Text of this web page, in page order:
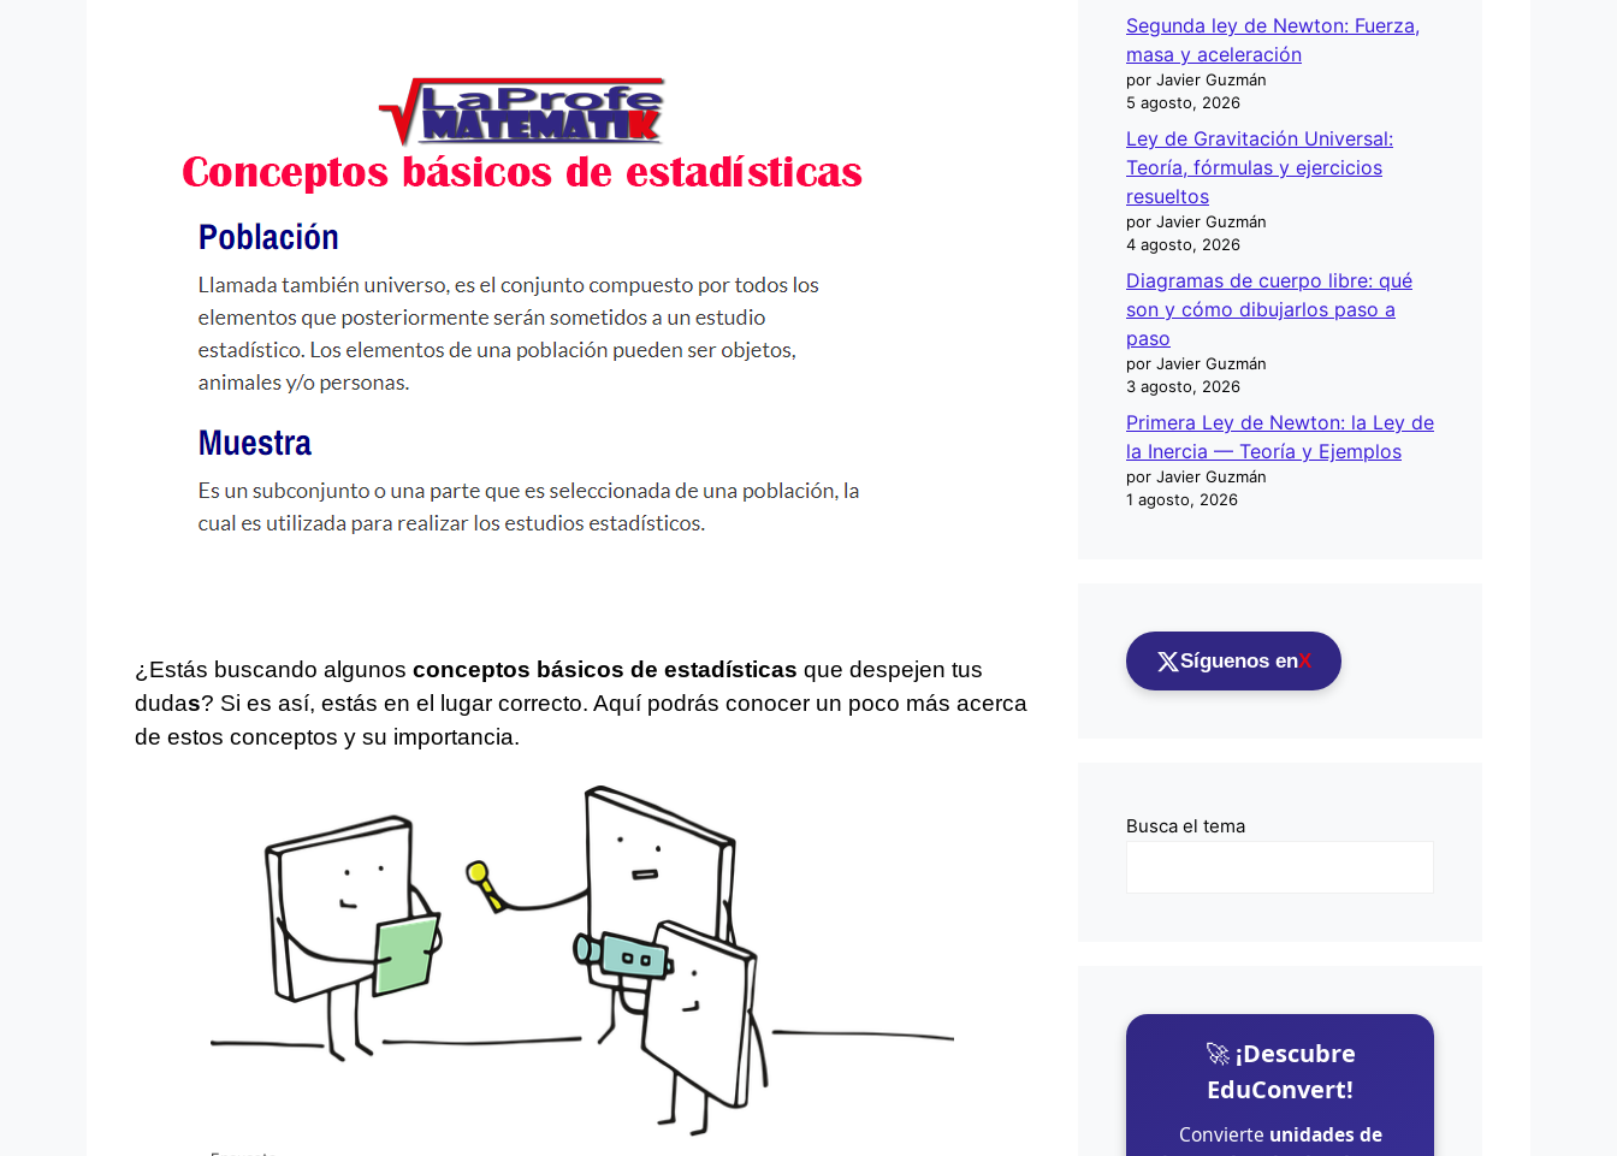
¿Estás buscando algunos conceptos básicos de estadísticas que despejen tus
dudas? Si es así, estás en el lugar correcto. Aquí podrás conocer un poco más acerca
de estos conceptos y su importancia.
Segunda ley de Newton: Fuerza,
masa y aceleración
por Javier Guzmán
5 agosto, 2026
Ley de Gravitación Universal:
Teoría, fórmulas y ejercicios
resueltos
por Javier Guzmán
4 agosto, 2026
Diagramas de cuerpo libre: qué
son y cómo dibujarlos paso a
paso
por Javier Guzmán
3 agosto, 2026
Primera Ley de Newton: la Ley de
la Inercia — Teoría y Ejemplos
por Javier Guzmán
1 agosto, 2026
Síguenos enX
Busca el tema
🚀 ¡Descubre
EduConvert!
Convierte unidades de